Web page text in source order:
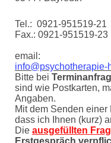
Tel.: 0921-951519-21
Fax.: 0921-951519-23
email:
info@psychotherapie-
Bitte bei
sind wie Postkarten,
Angaben.
Mit dem Senden
dass ich Ihnen (kurz)
Die ausgefüllten